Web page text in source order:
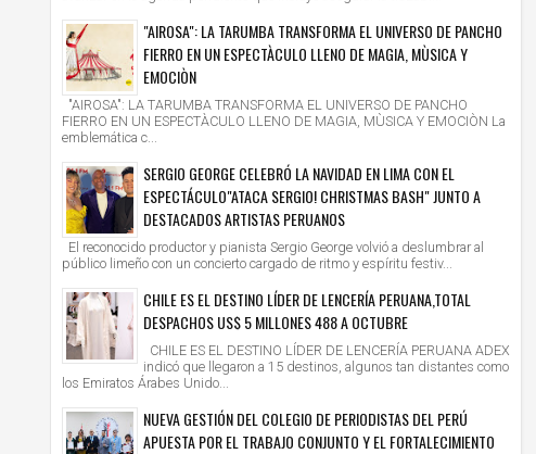
"AIROSA": LA TARUMBA TRANSFORMA EL UNIVERSO DE PANCHO
FIERRO EN UN ESPECTÀCULO LLENO DE MAGIA, MÙSICA Y
EMOCIÒN
"AIROSA": LA TARUMBA TRANSFORMA EL UNIVERSO DE PANCHO
FIERRO EN UN ESPECTÀCULO LLENO DE MAGIA, MÙSICA Y EMOCIÒN La
emblemática c...
SERGIO GEORGE CELEBRÓ LA NAVIDAD EN LIMA CON EL
ESPECTÁCULO"ATACA SERGIO! CHRISTMAS BASH" JUNTO A
DESTACADOS ARTISTAS PERUANOS
El reconocido productor y pianista Sergio George volvió a deslumbrar al
público limeño con un concierto cargado de ritmo y espíritu festiv...
CHILE ES EL DESTINO LÍDER DE LENCERÍA PERUANA,TOTAL
DESPACHOS US$ 5 MILLONES 488 A OCTUBRE
CHILE ES EL DESTINO LÍDER DE LENCERÍA PERUANA ADEX
indicó que llegaron a 15 destinos, algunos tan distantes como
los Emiratos Árabes Unido...
NUEVA GESTIÓN DEL COLEGIO DE PERIODISTAS DEL PERÚ
APUESTA POR EL TRABAJO CONJUNTO Y EL FORTALECIMIENTO